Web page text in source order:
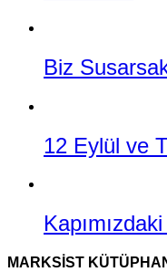
Biz
12 Eylül ve
MARKSIST